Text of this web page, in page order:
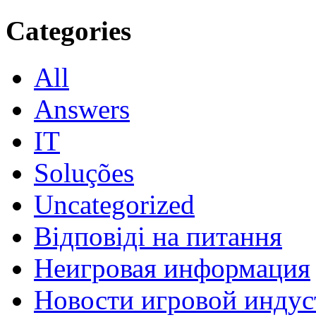
Categories
All
Answers
IT
Soluções
Uncategorized
Відповіді на питання
Неигровая информация
Новости игровой